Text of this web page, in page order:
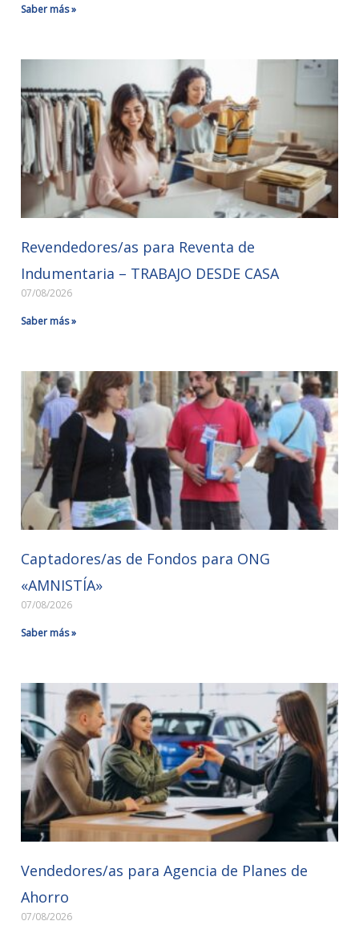
Saber más »
Revendedores/as para Reventa de
Indumentaria – TRABAJO DESDE CASA
07/08/2026
Saber más »
Captadores/as de Fondos para ONG
«AMNISTÍA»
07/08/2026
Saber más »
Vendedores/as para Agencia de Planes de
Ahorro
07/08/2026